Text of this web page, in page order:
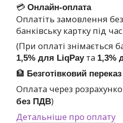
💳 Онлайн-оплата
Оплатіть замовлення
банківську картку під
(При оплаті знімається
1,5% для LiqPayта 1,3%
🏦 Безготівковий переказ
Оплата через
без ПДВ)
Детальніше про оплату